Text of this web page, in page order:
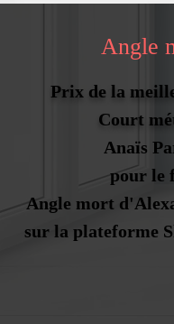
Angle
Prix de la
Court
Anaïs
pour le
Angle mort
sur la plateforme